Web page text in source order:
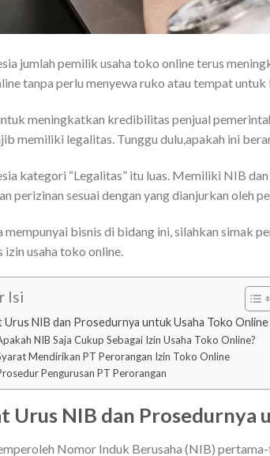
jumlah pemilik usaha toko online terus
tanpa perlu menyewa ruko atau tempat
meningkatkan kredibilitas penjual
memiliki legalitas. Tunggu dulu,apakah ini
kategori “Legalitas” itu luas. Memiliki NIB
perizinan sesuai dengan yang dianjurkan oleh
mempunyai bisnis di bidang ini, silahkan simak
izin usaha toko online.
Isi
Urus NIB dan Prosedurnya untuk Usaha Toko Online
NIB Saja Cukup Sebagai Izin Usaha Toko Online?
Mendirikan PT Perorangan Izin Toko Online
Pengurusan PT Perorangan
Urus NIB dan Prosedurnya
Nomor Induk Berusaha (NIB)